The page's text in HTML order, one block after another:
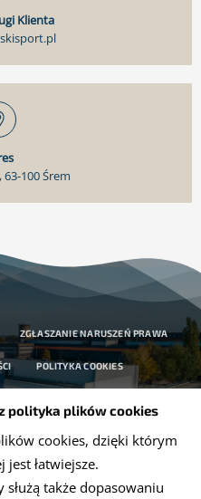
Klienta
63-100 Śrem
ZGŁASZANIE NARUSZEŃ PRAWA
POLITYKA COOKIES
polityka plików cookies
cookies, dzięki którym
jest łatwiejsze.
także dopasowaniu